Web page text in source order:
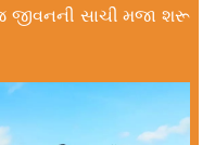
જીવનની સાચી મજા શરૂ